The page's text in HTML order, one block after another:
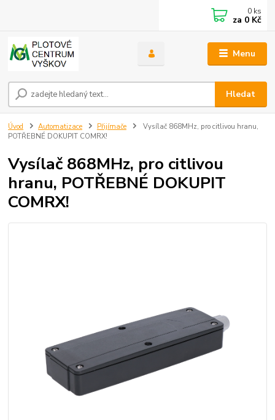
Menu
Hledat
0 ks
za 0 Kč
Úvod Automatizace Přijímače
Vysílač 868MHz, pro citlivou hranu,
POTŘEBNÉ DOKUPIT COMRX!
Vysílač 868MHz, pro citlivou
hranu, POTŘEBNÉ DOKUPIT
COMRX!